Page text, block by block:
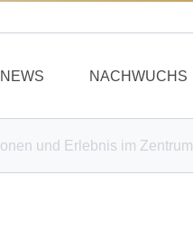
NACHWUCHS
und Erlebnis im Zentrum